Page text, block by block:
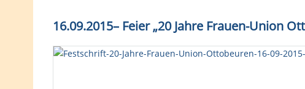
16.09.2015– Feier „20 Jahre Frauen-Union